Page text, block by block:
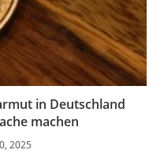
in Deutschland
machen
2025